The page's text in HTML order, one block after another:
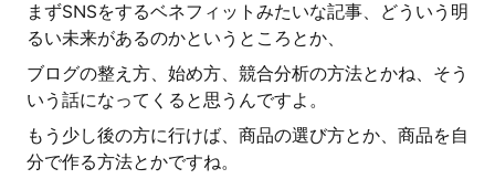
まずSNSをするベネフィットみたいな記事、どういう明
るい未来があるのかというところとか、
ブログの整え方、始め方、競合分析の方法とかね、そう
いう話になってくると思うんですよ。
もう少し後の方に行けば、商品の選び方とか、商品を自
分で作る方法とかですね。